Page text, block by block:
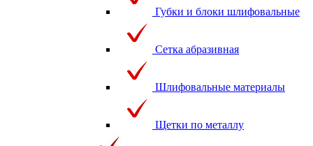
Губки и блоки шлифовальные
Сетка абразивная
Шлифовальные материалы
Щетки по металлу